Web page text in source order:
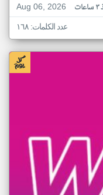
Aug 06, 2026
عدد الكلمات: ١٦٨